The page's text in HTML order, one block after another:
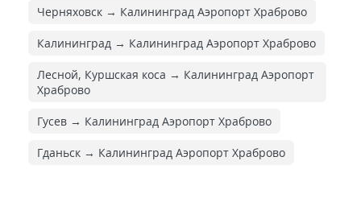
Черняховск → Калининград Аэропорт Храброво
Калининград → Калининград Аэропорт Храброво
Лесной, Куршская коса → Калининград Аэропорт
Храброво
Гусев → Калининград Аэропорт Храброво
Гданьск → Калининград Аэропорт Храброво